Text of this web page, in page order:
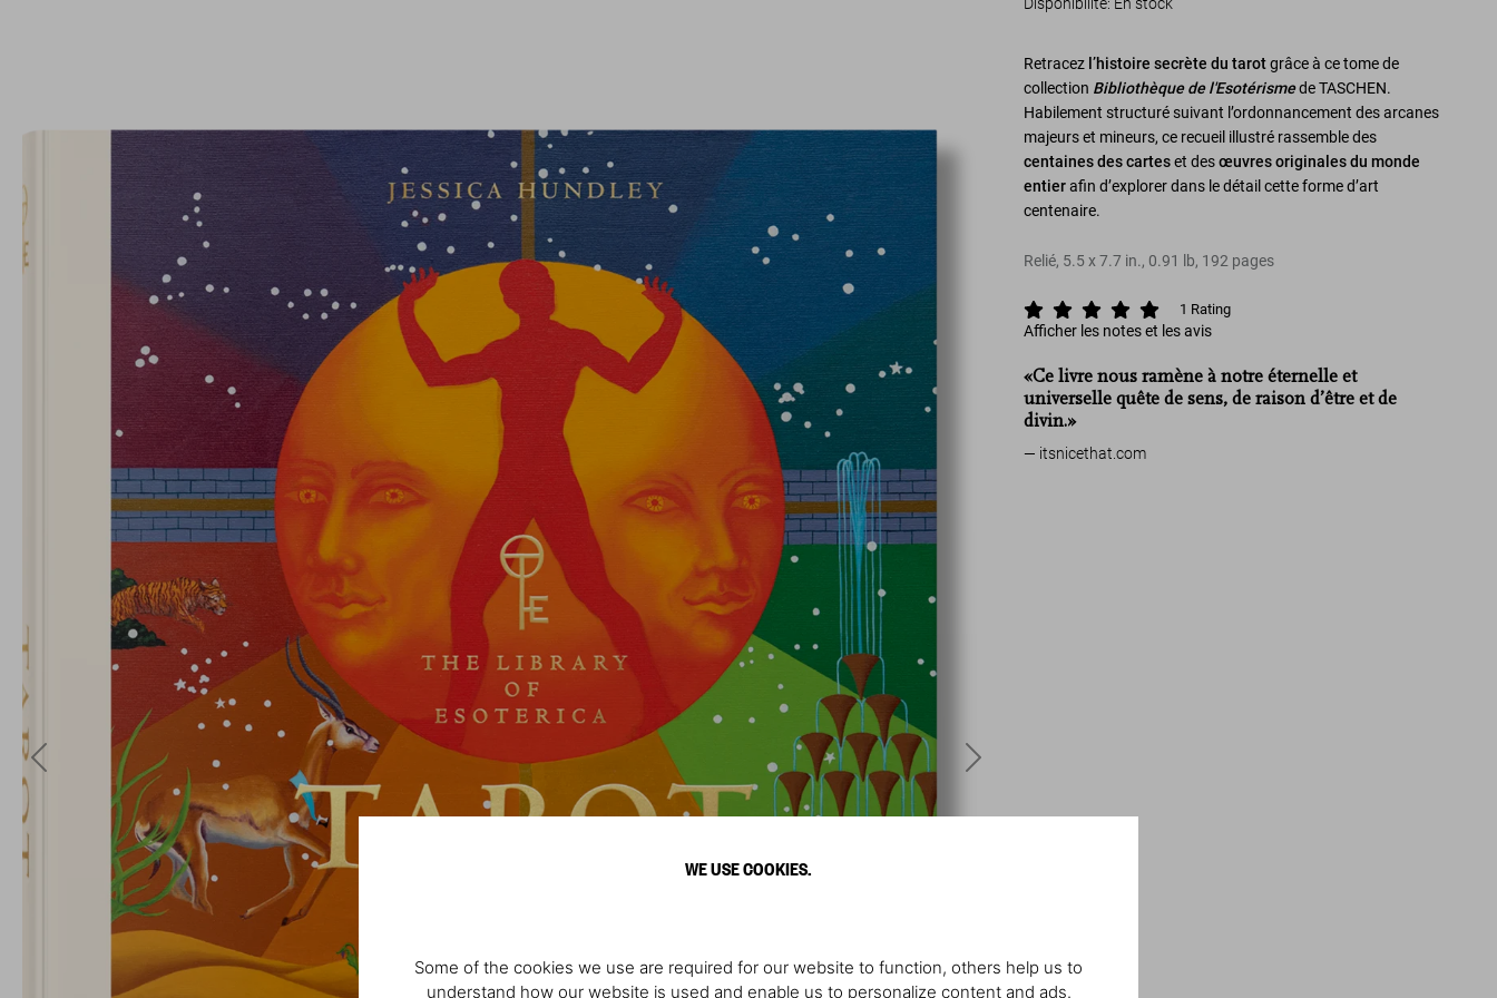
WE USE COOKIES.
Some of the cookies we use are required for our website to function, others help us to
understand how our website is used and enable us to personalize content and ads.
Retracez l’histoire secrète du tarotgrâce à ce tome de
collection Bibliothèque de l'Esotérismede TASCHEN.
Habilement structuré suivant l’ordonnancement des arcanes
majeurs et mineurs, ce recueil illustré rassemble des
centaines des carteset desœuvres originales du monde
entierafin d’explorer dans le détail cette forme d’art
centenaire.
Relié, 5.5x7.7 in., 0.91 lb, 192 pages
1 Rating
Afficher les notes et les avis
«Ce livre nous ramène à notre éternelle et
universelle quête de sens, de raison d’être et de
divin.»
itsnicethat.com